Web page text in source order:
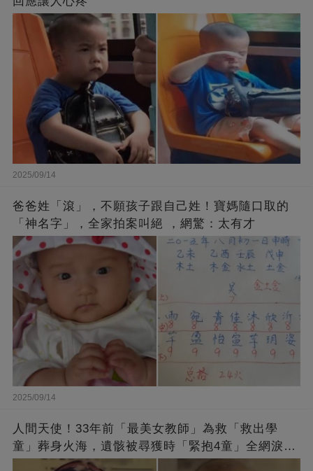
2025/09/14
爸爸姓「滾」，不願孩子跟自己姓！寶媽隨口取的
「神名字」，全家拍案叫絕 ，網驚：太有才
2025/09/14
人間天使！33年前「最美女教師」為救「救出學
童」葬身火海，遺骸被尋獲時「緊抱4童」全網淚
崩：真正的英雄不該被遺忘